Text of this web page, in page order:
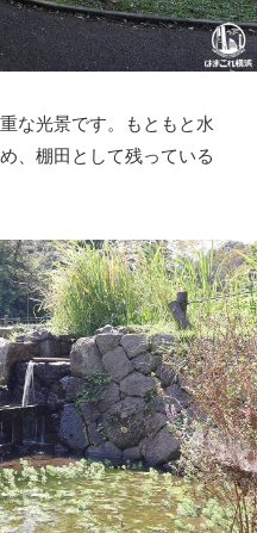
な光景です。もともと水
、棚田として残っている